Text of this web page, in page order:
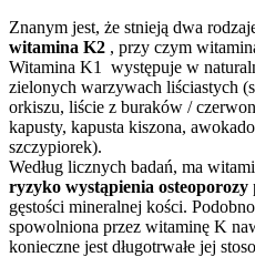
Znanym jest, że stnieją dwa
witamina K2 , przy czym
Witamina K1 występuje w
zielonych warzywach liściastych
orkiszu, liście z buraków /
kapusty, kapusta kiszona,
szczypiorek).
Według licznych badań, ma
ryzyko wystąpienia osteoporozy
gęstości mineralnej kości.
spowolniona przez witaminę K
konieczne jest długotrwałe jej